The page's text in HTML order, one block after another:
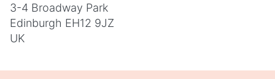
3-4 Broadway Park
Edinburgh EH12 9JZ
UK